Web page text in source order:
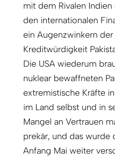
mit dem Rivalen
den internationalen
ein Augenzwinkern der
Kreditwürdigkeit
Die USA wiederum
nuklear bewaffneten
extremistische Kräfte
im Land selbst und in
Mangel an Vertrauen
prekär, und das wurde
Anfang Mai weiter